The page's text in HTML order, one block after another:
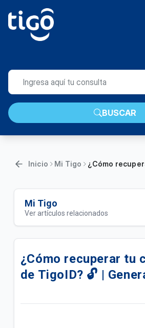
BUSCAR
Inicio Mi Tigo
Mi Tigo
Ver artículos relacionados
Ingreso y Registro a las
Crear tu cuenta en TigoID 👤 |
¿Cómo recuperar tu
de TigoID? 🔓 |